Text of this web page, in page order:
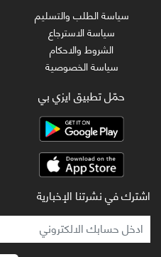
سياسة الطلب والتسليم
سياسة الاسترجاع
الشروط والاحكام
سياسة الخصوصية
حمّل تطبيق ايزي بي
اشترك في نشرتنا الإخبارية